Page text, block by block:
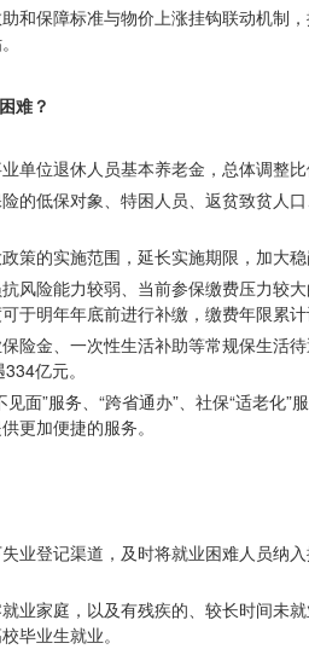
和保障标准与物价上涨挂钩联动机制，
难？
单位退休人员基本养老金，总体调整比
的低保对象、特困人员、返贫致贫人
策的实施范围，延长实施期限，加大
风险能力较弱、当前参保缴费压力较
明年年底前进行补缴，缴费年限累计
险金、一次性生活补助等常规保生活
亿元。
面”服务、“跨省通办”、社保“适老化
更加便捷的服务。
业登记渠道，及时将就业困难人员纳
业家庭，以及有残疾的、较长时间未
毕业生就业。